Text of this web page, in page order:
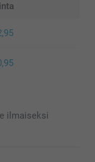
ilmaiseksi